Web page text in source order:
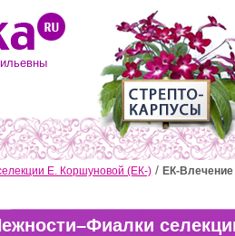
Е. Коршуновой (ЕК-) ЕК-